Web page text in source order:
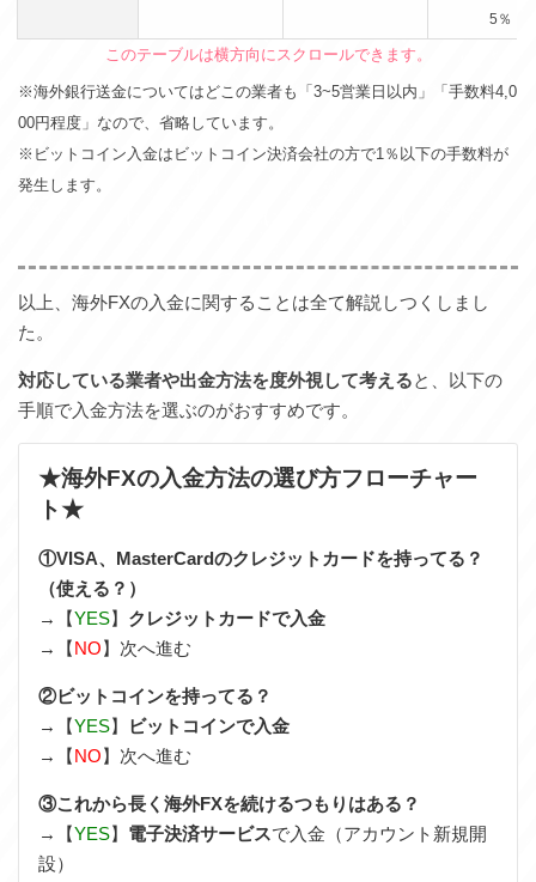
5％
※海外銀行送金についてはどこの業者も「3~5営業日以内」「手数料4,0
00円程度」なので、省略しています。
※ビットコイン入金はビットコイン決済会社の方で1％以下の手数料が
発生します。
以上、海外FXの入金に関することは全て解説しつくしまし
た。
対応している業者や出金方法を度外視して考えると、以下の
手順で入金方法を選ぶのがおすすめです。
★海外FXの入金方法の選び方フローチャー
ト★
①VISA、MasterCardのクレジットカードを持ってる？
（使える？）
→【YES】 クレジットカードで入金
→【NO】次へ進む
②ビットコインを持ってる？
→【YES】
ビットコインで入金
→【NO】次へ進む
③これから長く海外FXを続けるつもりはある？
→【YES】 電子決済サービスで入金（アカウント新規開
設）